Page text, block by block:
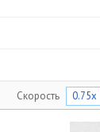
Скорость 0.75x